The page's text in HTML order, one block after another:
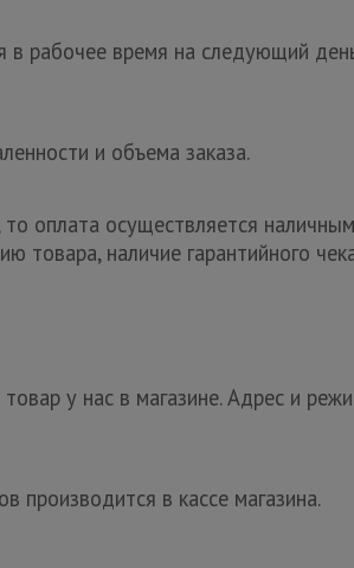
в рабочее время на следующий
и объема заказа.
оплата осуществляется
товара, наличие гарантийного
у нас в магазине. Адрес и
производится в кассе магазина.